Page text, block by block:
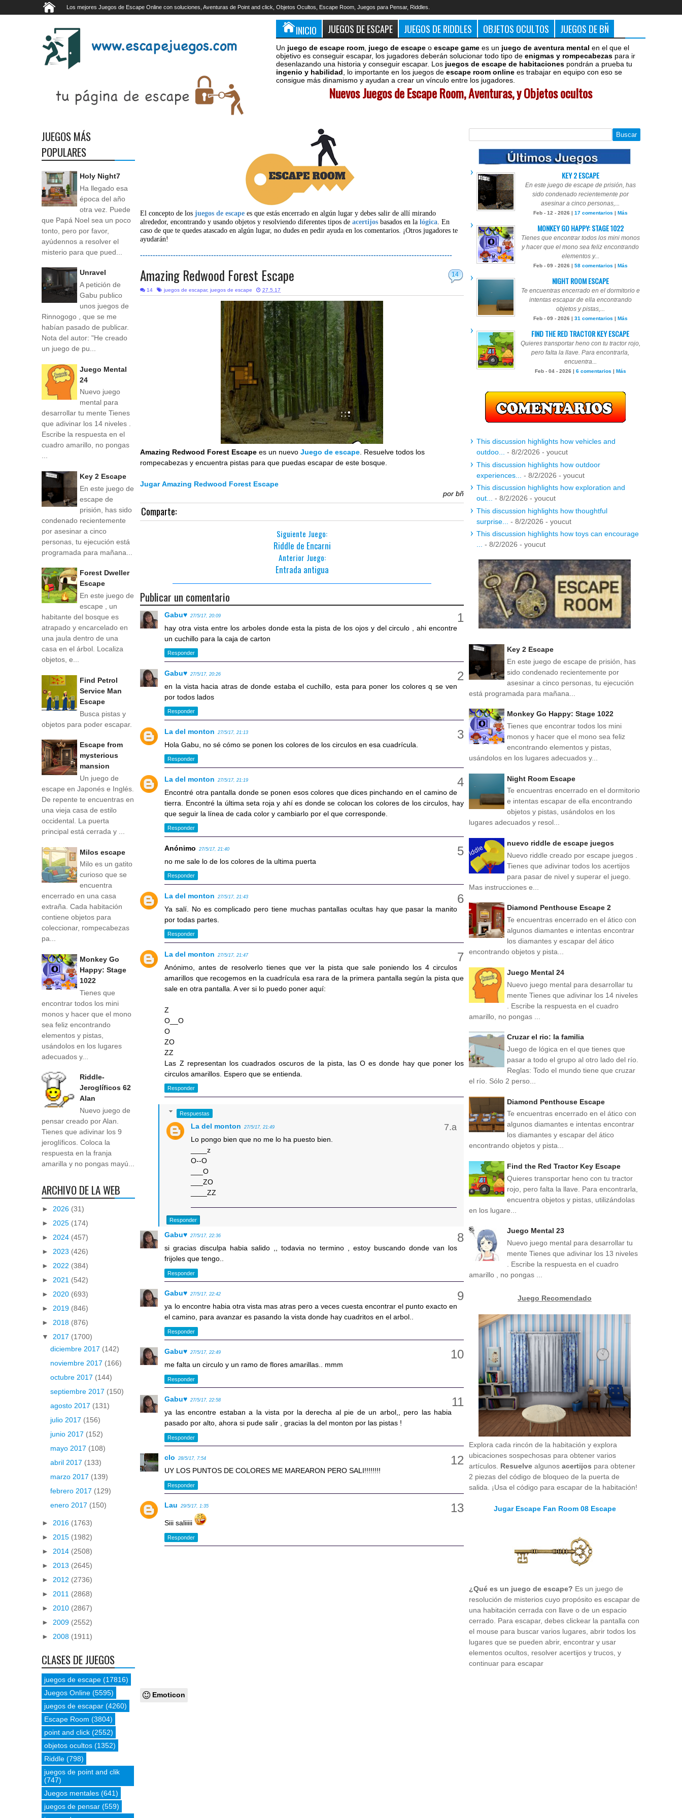
Los mejores Juegos de Escape Online con soluciones, Aventuras de Point and click, Objetos Ocultos, Escape Room, Juegos para Pensar, Riddles.
INICIO JUEGOS DE ESCAPE JUEGOS DE RIDDLES OBJETOS OCULTOS JUEGOS DE BÑ
Un juego de escape room juego de escape o escape game es un juego de aventura mental en el que el
objetivo es conseguir escapar, los jugadores deberán solucionar todo tipo de enigmas y rompecabezas para ir
desenlazando una historia y conseguir escapar. Los juegos de escape de habitaciones pondrán a prueba tu
ingenio y habilidad , lo importante en los juegos de escape room online es trabajar en equipo con eso se
consigue más dinamismo y ayudan a crear un vínculo entre los jugadores.
Nuevos Juegos de Escape Room, Aventuras, y Objetos ocultos
El concepto de losjuegos de escape es que estás encerrado en algún lugar y debes salir de allí mirando
alrededor, encontrando y usando objetos y resolviendo diferentes tipos deacertijos basados en lalógica. En
caso de que te quedes atascado en algún lugar, no dudes en pedir ayuda en los comentarios. ¡Otros jugadores te
ayudarán!
---------------------------------------------------------------------------------------------------------------------------
14
Amazing Redwood Forest Escape
14 juegos de escapar, juegos de escape 27.5.17
Amazing Redwood Forest Escape es un nuevoJuego de escape . Resuelve todos los
rompecabezas y encuentra pistas para que puedas escapar de este bosque.
Jugar Amazing Redwood Forest Escape
por bñ
Comparte:
Siguiente Juego:
Riddle de Encarni
Anterior Juego:
Entrada antigua
Publicar un comentario
Gabu♥ 27/5/17, 20:09
hay otra vista entre los arboles donde esta la pista de los ojos y del circulo , ahi encontre
un cuchillo para la caja de carton
Responder
Gabu♥ 27/5/17, 20:26
en la vista hacia atras de donde estaba el cuchillo, esta para poner los colores q se ven
por todos lados
Responder
La del monton 27/5/17, 21:13
Hola Gabu, no sé cómo se ponen los colores de los circulos en esa cuadrícula.
Responder
La del monton 27/5/17, 21:19
Encontré otra pantalla donde se ponen esos colores que dices pinchando en el camino de
tierra. Encontré la última seta roja y ahí es donde se colocan los colores de los circulos, hay
que seguir la línea de cada color y cambiarlo por el que corresponde.
Responder
Anónimo 27/5/17, 21:40
no me sale lo de los colores de la ultima puerta
Responder
La del monton 27/5/17, 21:43
Ya salí. No es complicado pero tiene muchas pantallas ocultas hay que pasar la manito
por todas partes.
Responder
La del monton 27/5/17, 21:47
Anónimo, antes de resolverlo tienes que ver la pista que sale poniendo los 4 circulos
amarillos que recogemos en la cuadrícula esa rara de la primera pantalla según la pista que
sale en otra pantalla. A ver si lo puedo poner aquí:
Z
O__O
O
ZO
ZZ
Las Z representan los cuadrados oscuros de la pista, las O es donde hay que poner los
circulos amarillos. Espero que se entienda.
Responder
Respuestas
La del monton 27/5/17, 21:49
Lo pongo bien que no me lo ha puesto bien.
____z
O--O
___O
___ZO
____ZZ
Responder
Gabu♥ 27/5/17, 22:36
si gracias disculpa habia salido ,, todavia no termino , estoy buscando donde van los
frijoles que tengo..
Responder
Gabu♥ 27/5/17, 22:42
ya lo encontre habia otra vista mas atras pero a veces cuesta encontrar el punto exacto en
el camino, para avanzar es pasando la vista donde hay cuadritos en el arbol..
Responder
Gabu♥ 27/5/17, 22:49
me falta un circulo y un ramo de flores amarillas.. mmm
Responder
Gabu♥ 27/5/17, 22:58
ya las encontre estaban a la vista por la derecha al pie de un arbol,, pero las habia
pasado por alto, ahora si pude salir , gracias la del monton por las pistas !
Responder
clo 28/5/17, 7:54
UY LOS PUNTOS DE COLORES ME MAREARON PERO SALI!!!!!!!!
Responder
Lau 29/5/17, 1:35
Siii saliiiii
Responder
Emoticon
JUEGOS MÁS
POPULARES
Holy Night7
Ha llegado esa
época del año
otra vez. Puede
que Papá Noel sea un poco
tonto, pero por favor,
ayúdennos a resolver el
misterio para que pued...
Unravel
A petición de
Gabu publico
unos juegos de
Rinnogogo , que se me
habían pasado de publicar.
Nota del autor: "He creado
un juego de pu...
Juego Mental
24
Nuevo juego
mental para
desarrollar tu mente Tienes
que adivinar los 14 niveles .
Escribe la respuesta en el
cuadro amarillo, no pongas
...
Key 2 Escape
En este juego de
escape de
prisión, has sido
condenado recientemente
por asesinar a cinco
personas, tu ejecución está
programada para mañana...
Forest Dweller
Escape
En este juego de
escape , un
habitante del bosque es
atrapado y encarcelado en
una jaula dentro de una
casa en el árbol. Localiza
objetos, e...
Find Petrol
Service Man
Escape
Busca pistas y
objetos para poder escapar.
Escape from
mysterious
mansion
Un juego de
escape en Japonés e Inglés.
De repente te encuentras en
una vieja casa de estilo
occidental. La puerta
principal está cerrada y ...
Milos escape
Milo es un gatito
curioso que se
encuentra
encerrado en una casa
extraña. Cada habitación
contiene objetos para
coleccionar, rompecabezas
pa...
Monkey Go
Happy: Stage
1022
Tienes que
encontrar todos los mini
monos y hacer que el mono
sea feliz encontrando
elementos y pistas,
usándolos en los lugares
adecuados y...
Riddle-
Jeroglíficos 62
Alan
Nuevo juego de
pensar creado por Alan.
Tienes que adivinar los 9
jeroglíficos. Coloca la
respuesta en la franja
amarilla y no pongas mayú...
ARCHIVO DE LA WEB
► 2026 (31)
► 2025 (174)
► 2024 (457)
► 2023 (426)
► 2022 (384)
► 2021 (542)
► 2020 (693)
► 2019 (846)
► 2018 (876)
▼ 2017 (1700)
diciembre 2017 (142)
noviembre 2017 (166)
octubre 2017 (144)
septiembre 2017 (150)
agosto 2017 (131)
julio 2017 (156)
junio 2017 (152)
mayo 2017 (108)
abril 2017 (133)
marzo 2017 (139)
febrero 2017 (129)
enero 2017 (150)
► 2016 (1763)
► 2015 (1982)
► 2014 (2508)
► 2013 (2645)
► 2012 (2736)
► 2011 (2868)
► 2010 (2867)
► 2009 (2552)
► 2008 (1911)
CLASES DE JUEGOS
juegos de escape (17816)
Juegos Online (5595)
juegos de escapar (4260)
Escape Room (3804)
point and click (2552)
objetos ocultos (1352)
Riddle (798)
juegos de point and clik
(747)
Juegos mentales (641)
juegos de pensar (559)
KEY 2 ESCAPE
En este juego de escape de prisión, has
sido condenado recientemente por
asesinar a cinco personas,...
Feb - 12 - 2026 | 17 comentarios | Más
MONKEY GO HAPPY: STAGE 1022
Tienes que encontrar todos los mini monos
y hacer que el mono sea feliz encontrando
elementos y...
Feb - 09 - 2026 | 58 comentarios | Más
NIGHT ROOM ESCAPE
Te encuentras encerrado en el dormitorio e
intentas escapar de ella encontrando
objetos y pistas,...
Feb - 09 - 2026 | 31 comentarios | Más
FIND THE RED TRACTOR KEY ESCAPE
Quieres transportar heno con tu tractor rojo,
pero falta la llave. Para encontrarla,
encuentra...
Feb - 04 - 2026 | 6 comentarios | Más
This discussion highlights how vehicles and
outdoo...
- 8/2/2026 - youcut
This discussion highlights how outdoor
experiences...
- 8/2/2026 - youcut
This discussion highlights how exploration and
out...
- 8/2/2026 - youcut
This discussion highlights how thoughtful
surprise...
- 8/2/2026 - youcut
This discussion highlights how toys can encourage
- 8/2/2026 - youcut
Key 2 Escape
En este juego de escape de prisión, has
sido condenado recientemente por
asesinar a cinco personas, tu ejecución
está programada para mañana...
Monkey Go Happy: Stage 1022
Tienes que encontrar todos los mini
monos y hacer que el mono sea feliz
encontrando elementos y pistas,
usándolos en los lugares adecuados y...
Night Room Escape
Te encuentras encerrado en el dormitorio
e intentas escapar de ella encontrando
objetos y pistas, usándolos en los
lugares adecuados y resol...
nuevo riddle de escape juegos
Nuevo riddle creado por escape juegos .
Tienes que adivinar todos los acertijos
para pasar de nivel y superar el juego.
Mas instrucciones e...
Diamond Penthouse Escape 2
Te encuentras encerrado en el ático con
algunos diamantes e intentas encontrar
los diamantes y escapar del ático
encontrando objetos y pista...
Juego Mental 24
Nuevo juego mental para desarrollar tu
mente Tienes que adivinar los 14 niveles
. Escribe la respuesta en el cuadro
amarillo, no pongas ...
Cruzar el rio: la familia
Juego de lógica en el que tienes que
pasar a todo el grupo al otro lado del río.
Reglas: Todo el mundo tiene que cruzar
el río. Sólo 2 perso...
Diamond Penthouse Escape
Te encuentras encerrado en el ático con
algunos diamantes e intentas encontrar
los diamantes y escapar del ático
encontrando objetos y pista...
Find the Red Tractor Key Escape
Quieres transportar heno con tu tractor
rojo, pero falta la llave. Para encontrarla,
encuentra objetos y pistas, utilizándolas
en los lugare...
Juego Mental 23
Nuevo juego mental para desarrollar tu
mente Tienes que adivinar los 13 niveles
. Escribe la respuesta en el cuadro
amarillo , no pongas ...
Juego Recomendado
Explora cada rincón de la habitación y explora
ubicaciones sospechosas para obtener varios
artículos. Resuelve algunos acertijos para obtener
2 piezas del código de bloqueo de la puerta de
salida. ¡Usa el código para escapar de la habitación!
Jugar Escape Fan Room 08 Escape
¿Qué es un juego de escape? Es un juego de
resolución de misterios cuyo propósito es escapar de
una habitación cerrada con llave o de un espacio
cerrado. Para escapar, debes clickear la pantalla con
el mouse para buscar varios lugares, abrir todos los
lugares que se pueden abrir, encontrar y usar
elementos ocultos, resolver acertijos y trucos, y
continuar para escapar